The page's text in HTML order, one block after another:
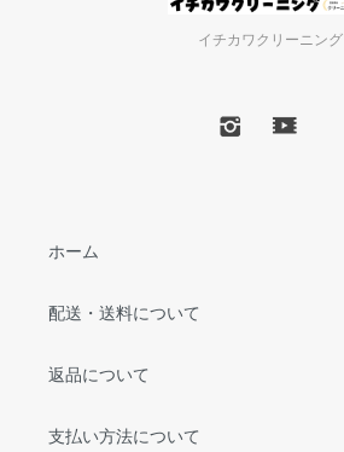
イチカワクリーニング
ホーム
配送・送料について
返品について
支払い方法について